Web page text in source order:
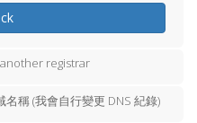
registrar
稱 (我會自行變更 DNS 紀錄)